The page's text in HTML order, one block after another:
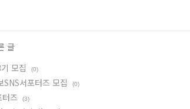
글
모집
(0)
서포터즈 모집 (0)
즈 (3)